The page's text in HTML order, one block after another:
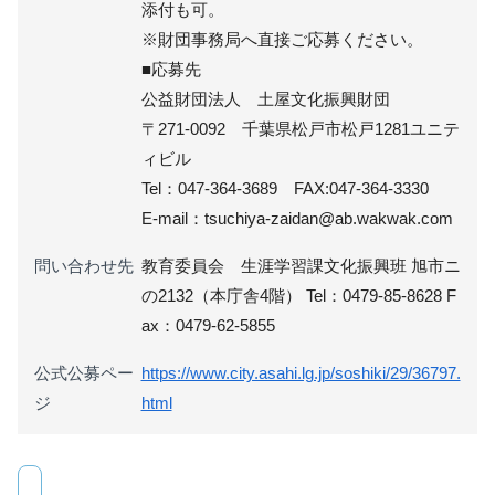
添付も可。
※財団事務局へ直接ご応募ください。
■応募先
公益財団法人 土屋文化振興財団
〒271-0092 千葉県松戸市松戸1281ユニテ
ィビル
Tel：047-364-3689 FAX:047-364-3330
E-mail：tsuchiya-zaidan@ab.wakwak.com
問い合わせ先 教育委員会 生涯学習課文化振興班 旭市ニ
の2132（本庁舎4階） Tel：0479-85-8628 F
ax：0479-62-5855
公式公募ペー
ジ
https://www.city.asahi.lg.jp/soshiki/29/36797.
html